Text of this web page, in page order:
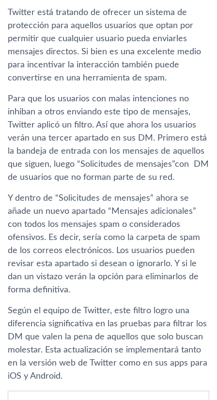
Twitter está tratando de ofrecer un sistema de
protección para aquellos usuarios que optan por
permitir que cualquier usuario pueda enviarles
mensajes directos. Si bien es una excelente medio
para incentivar la interacción también puede
convertirse en una herramienta de spam.
Para que los usuarios con malas intenciones no
inhiban a otros enviando este tipo de mensajes,
Twitter aplicó un filtro. Así que ahora los usuarios
verán una tercer apartado en sus DM. Primero está
la bandeja de entrada con los mensajes de aquellos
que siguen, luego “Solicitudes de mensajes”con DM
de usuarios que no forman parte de su red.
Y dentro de “Solicitudes de mensajes” ahora se
añade un nuevo apartado “Mensajes adicionales”
con todos los mensajes spam o considerados
ofensivos. Es decir, sería como la carpeta de spam
de los correos electrónicos. Los usuarios pueden
revisar esta apartado si desean o ignorarlo. Y si le
dan un vistazo verán la opción para eliminarlos de
forma definitiva.
Según el equipo de Twitter, este filtro logro una
diferencia significativa en las pruebas para filtrar los
DM que valen la pena de aquellos que solo buscan
molestar. Esta actualización se implementará tanto
en la versión web de Twitter como en sus apps para
iOS y Android.